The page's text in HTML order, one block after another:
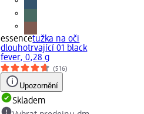
essencetužka na oči
dlouhotrvající 01 black
fever, 0,28 g
(516)
Upozornění
Skladem